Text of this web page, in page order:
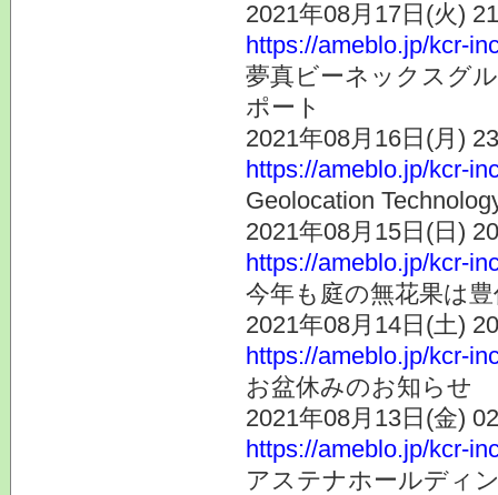
2021年08月17日(火)
https://ameblo.jp/kcr-
夢真ビーネックスグ
ポート
2021年08月16日(月)
https://ameblo.jp/kcr-
Geolocation
2021年08月15日(日)
https://ameblo.jp/kcr-
今年も庭の無花果は
2021年08月14日(土)
https://ameblo.jp/kcr-
お盆休みのお知らせ
2021年08月13日(金)
https://ameblo.jp/kcr-
アステナホールディ